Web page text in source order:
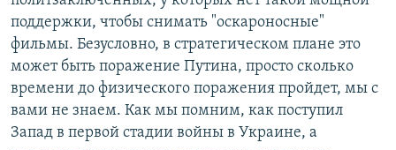
поддержки, чтобы снимать "оскароносные"
фильмы. Безусловно, в стратегическом плане это
может быть поражение Путина, просто сколько
времени до физического поражения пройдет, мы с
вами не знаем. Как мы помним, как поступил
Запад в первой стадии войны в Украине, а